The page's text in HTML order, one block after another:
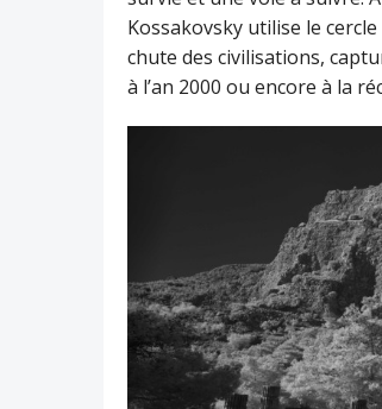
Kossakovsky utilise le
chute des civilisations,
à l’an 2000 ou encore à la